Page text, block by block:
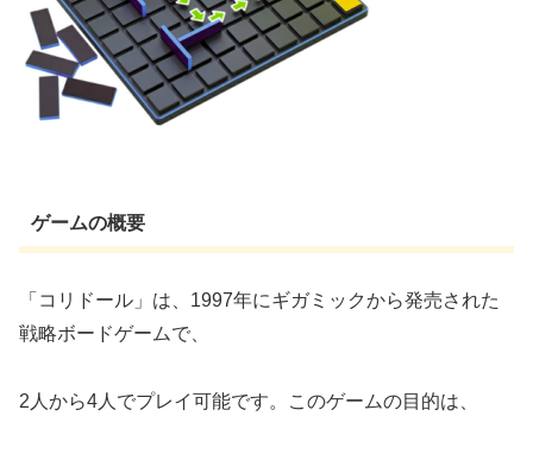
ゲームの概要
「コリドール」は、1997年にギガミックから発売された
戦略ボードゲームで、
2人から4人でプレイ可能です。このゲームの目的は、